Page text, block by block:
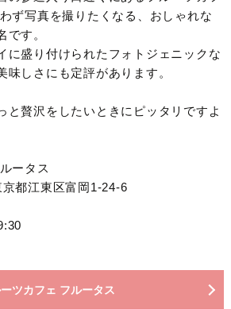
ず写真を撮りたくなる、おしゃれな
です。
に盛り付けられたフォトジェニックな
味しさにも定評があります。
と贅沢をしたいときにピッタリですよ
ータス
都江東区富岡1-24-6
ツカフェ フルータス